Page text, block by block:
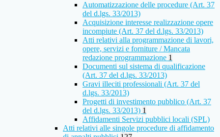
Automatizzazione delle procedure (Art. 37
del d.lgs. 33/2013)
Acquisizione interesse realizzazione opere
incompiute (Art. 37 del d.lgs. 33/2013)
Atti relativi alla programmazione di lavori,
opere, servizi e forniture / Mancata
redazione programmazione 1
Documenti sul sistema di qualificazione
(Art. 37 del d.lgs. 33/2013)
Gravi illeciti professionali (Art. 37 del
d.lgs. 33/2013)
Progetti di investimento pubblico (Art. 37
del d.lgs. 33/2013) 1
Affidamenti Servizi pubblici locali (SPL)
Atti relativi alle singole procedure di affidamento